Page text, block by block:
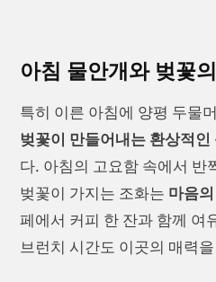
아침 물안개와 벚꽃
특히 이른 아침에 양평 두물
벚꽃이 만들어내는 환상적인
다. 아침의 고요함 속에서 반
벚꽃이 가지는 조화는 마음
페에서 커피 한 잔과 함께 여
브런치 시간도 이곳의 매력